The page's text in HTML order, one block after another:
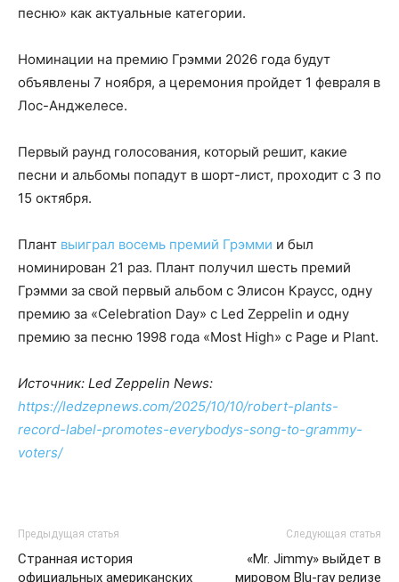
песню» как актуальные категории.
Номинации на премию Грэмми 2026 года будут
объявлены 7 ноября, а церемония пройдет 1 февраля в
Лос-Анджелесе.
Первый раунд голосования, который решит, какие
песни и альбомы попадут в шорт-лист, проходит с 3 по
15 октября.
Плант выиграл восемь премий Грэмми и был
номинирован 21 раз. Плант получил шесть премий
Грэмми за свой первый альбом с Элисон Краусс, одну
премию за «Celebration Day» с Led Zeppelin и одну
премию за песню 1998 года «Most High» с Page и Plant.
Источник: Led Zeppelin News:
https://ledzepnews.com/2025/10/10/robert-plants-
record-label-promotes-everybodys-song-to-grammy-
voters/
Предыдущая статья
Странная история
официальных американских
Следующая статья
«Mr. Jimmy» выйдет в
мировом Blu-ray релизе